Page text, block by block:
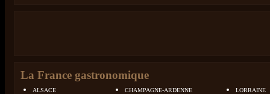
La France gastronomique
ALSACE
CHAMPAGNE-ARDENNE
LORRAINE